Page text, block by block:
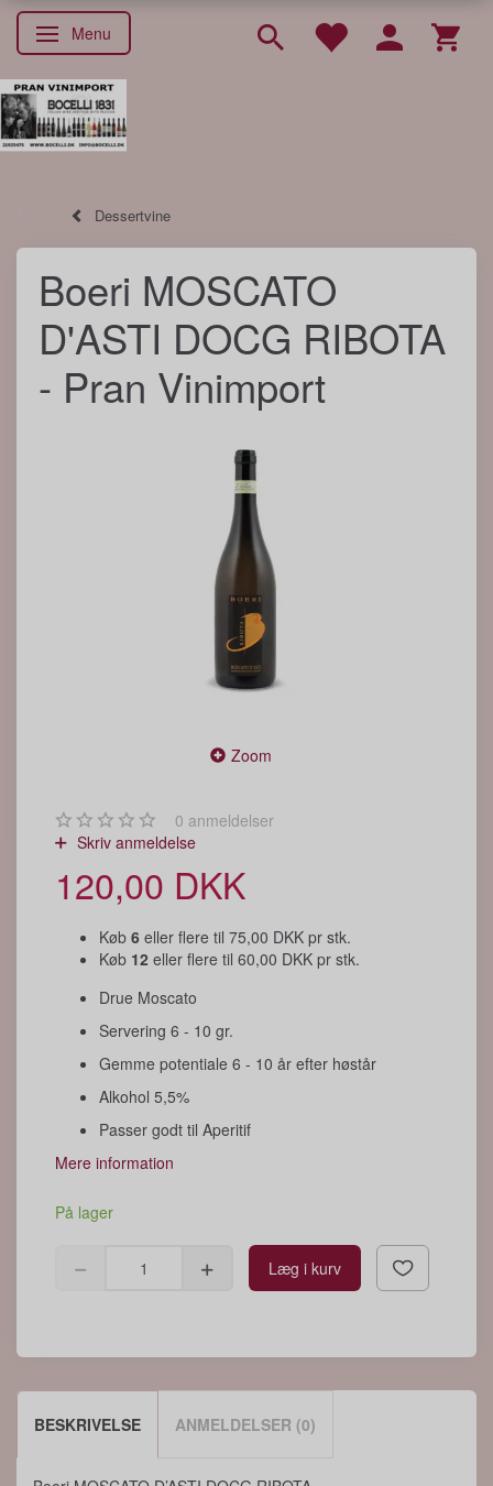
Skifte navigation
Menu
Dessertvine
Boeri MOSCATO
D'ASTI DOCG RIBOTA
- Pran Vinimport
Zoom
0 anmeldelser
Skriv anmeldelse
120,00 DKK
Køb 6 eller flere til 75,00 DKK pr stk.
Køb 12 eller flere til 60,00 DKK pr stk.
Drue Moscato
Servering 6 - 10 gr.
Gemme potentiale 6 - 10 år efter høstår
Alkohol 5,5%
Passer godt til Aperitif
Mere information
På lager
Læg i kurv
BESKRIVELSE ANMELDELSER (0)